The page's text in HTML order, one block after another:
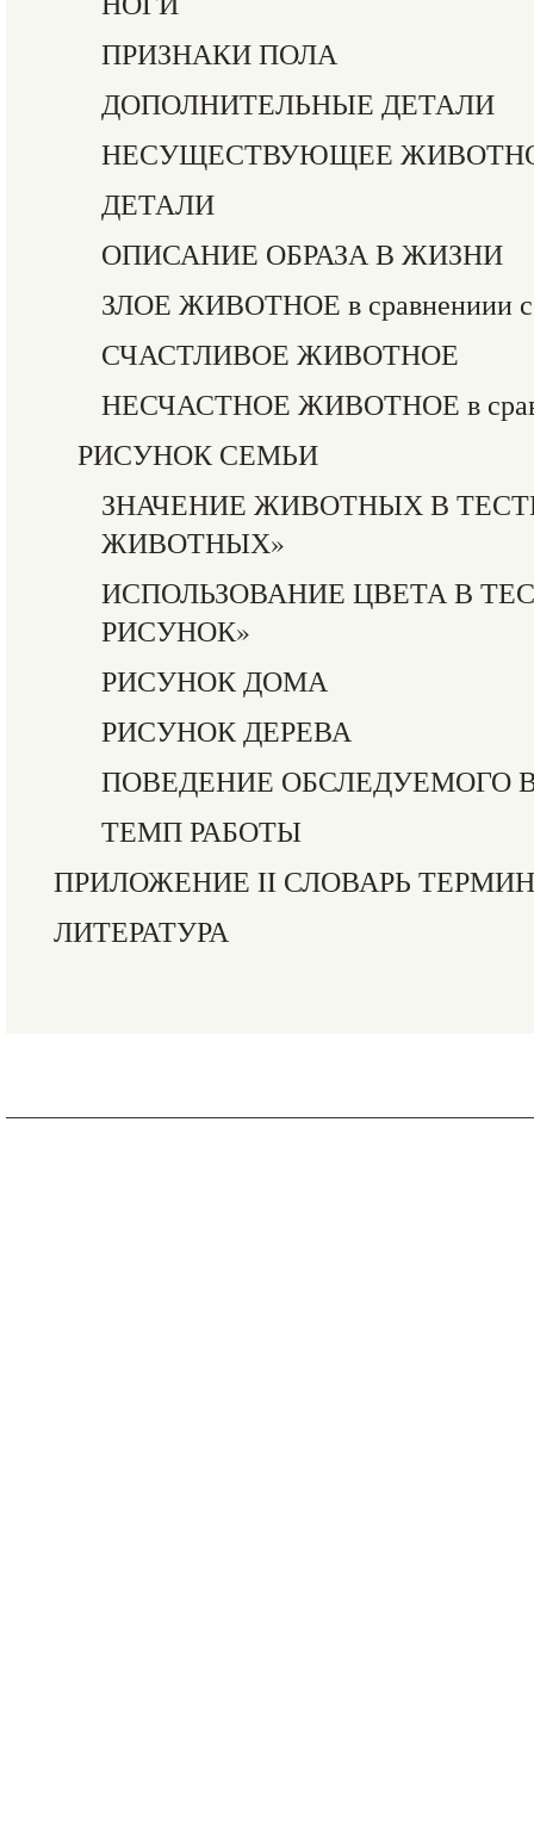
ПРИЗНАКИ ПОЛА
ДОПОЛНИТЕЛЬНЫЕ ДЕТАЛИ
НЕСУЩЕСТВУЮЩЕЕ
ДЕТАЛИ
ОПИСАНИЕ ОБРАЗА В ЖИЗНИ
ЗЛОЕ ЖИВОТНОЕ в сравнениии
СЧАСТЛИВОЕ ЖИВОТНОЕ
НЕСЧАСТНОЕ ЖИВОТНОЕ в
РИСУНОК СЕМЬИ
ЗНАЧЕНИЕ ЖИВОТНЫХ В
ЖИВОТНЫХ»
ИСПОЛЬЗОВАНИЕ ЦВЕТА В
РИСУНОК»
РИСУНОК ДОМА
РИСУНОК ДЕРЕВА
ПОВЕДЕНИЕ ОБСЛЕДУЕМОГО
ТЕМП РАБОТЫ
ПРИЛОЖЕНИЕ II СЛОВАРЬ
ЛИТЕРАТУРА